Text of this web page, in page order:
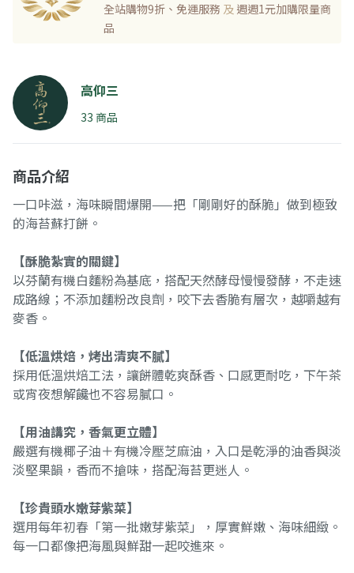
全站購物9折、免運服務 及 週週1元加購限量商
品
高仰三
33 商品
商品介紹
一口咔滋，海味瞬間爆開——把「剛剛好的酥脆」做到極致
的海苔蘇打餅。
【酥脆紮實的關鍵】
以芬蘭有機白麵粉為基底，搭配天然酵母慢慢發酵，不走速
成路線；不添加麵粉改良劑，咬下去香脆有層次，越嚼越有
麥香。
【低溫烘焙，烤出清爽不膩】
採用低溫烘焙工法，讓餅體乾爽酥香、口感更耐吃，下午茶
或宵夜想解饞也不容易膩口。
【用油講究，香氣更立體】
嚴選有機椰子油＋有機冷壓芝麻油，入口是乾淨的油香與淡
淡堅果韻，香而不搶味，搭配海苔更迷人。
【珍貴頭水嫩芽紫菜】
選用每年初春「第一批嫩芽紫菜」，厚實鮮嫩、海味細緻。
每一口都像把海風與鮮甜一起咬進來。